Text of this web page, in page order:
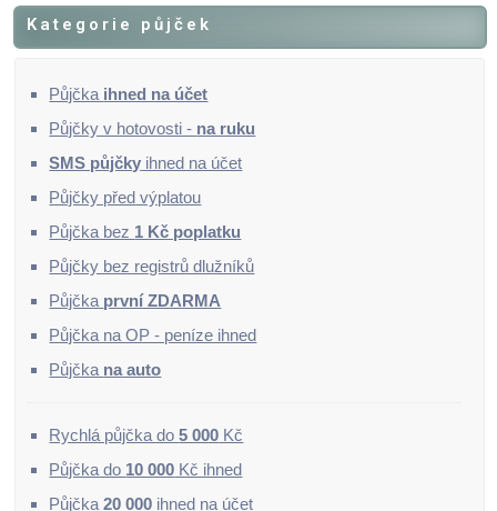
Kategorie půjček
Půjčka ihned na účet
Půjčky v hotovosti - na ruku
SMS půjčky ihned na účet
Půjčky před výplatou
Půjčka bez 1 Kč poplatku
Půjčky bez registrů dlužníků
Půjčka první ZDARMA
Půjčka na OP - peníze ihned
Půjčka na auto
Rychlá půjčka do5 000 Kč
Půjčka do 10 000 Kč ihned
Půjčka20 000 ihned na účet